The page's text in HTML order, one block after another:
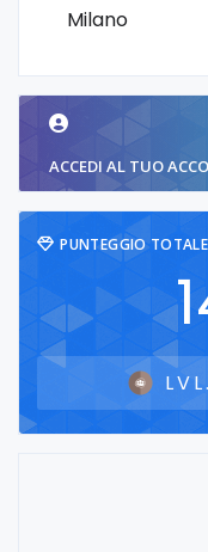
Milano
ACCEDI AL TUO
PUNTEGGIO TOTALE